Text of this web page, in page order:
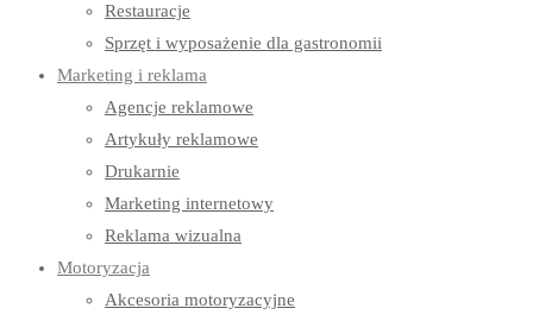
Restauracje
Sprzęt i wyposażenie dla gastronomii
Marketing i reklama
Agencje reklamowe
Artykuły reklamowe
Drukarnie
Marketing internetowy
Reklama wizualna
Motoryzacja
Akcesoria motoryzacyjne